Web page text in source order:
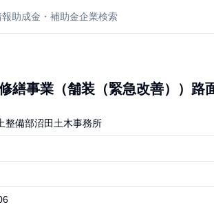
助成金・補助金企業検索
繕事業（舗装（緊急改善））
整備部沼田土木事務所